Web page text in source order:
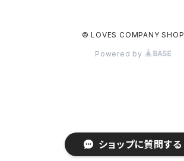
ショップに質問する
ホテルキーホルダー
© LOVES COMPANY SHOP
Powered by